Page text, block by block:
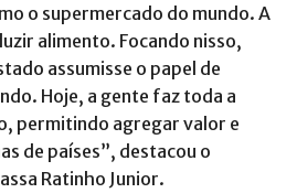
o supermercado do mundo. A
alimento. Focando nisso,
assumisse o papel de
Hoje, a gente faz toda a
permitindo agregar valor e
de países”, destacou o
Ratinho Junior.